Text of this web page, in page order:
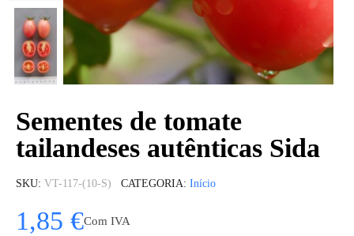
Sementes de tomate
tailandeses autênticas Sida
SKU VT-117-(10-S) CATEGORIA Início
1,85 €Com IVA